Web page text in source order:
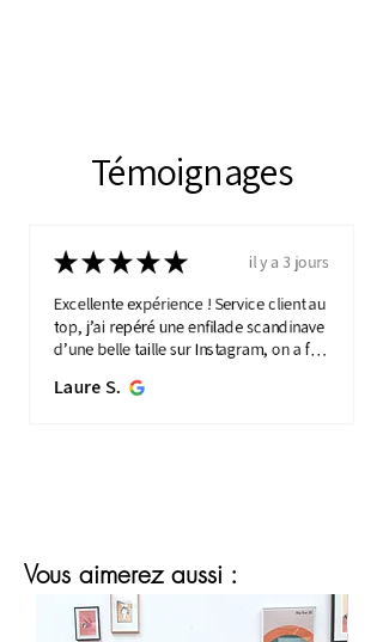
Témoignages
★★★★★
il y a 3 jours
Excellente expérience ! Service client au
top, j’ai repéré une enfilade scandinave
d’une belle taille sur Instagram, on a fait
plus...MONTRE PLUS
Laure S.
Vous aimerez aussi :